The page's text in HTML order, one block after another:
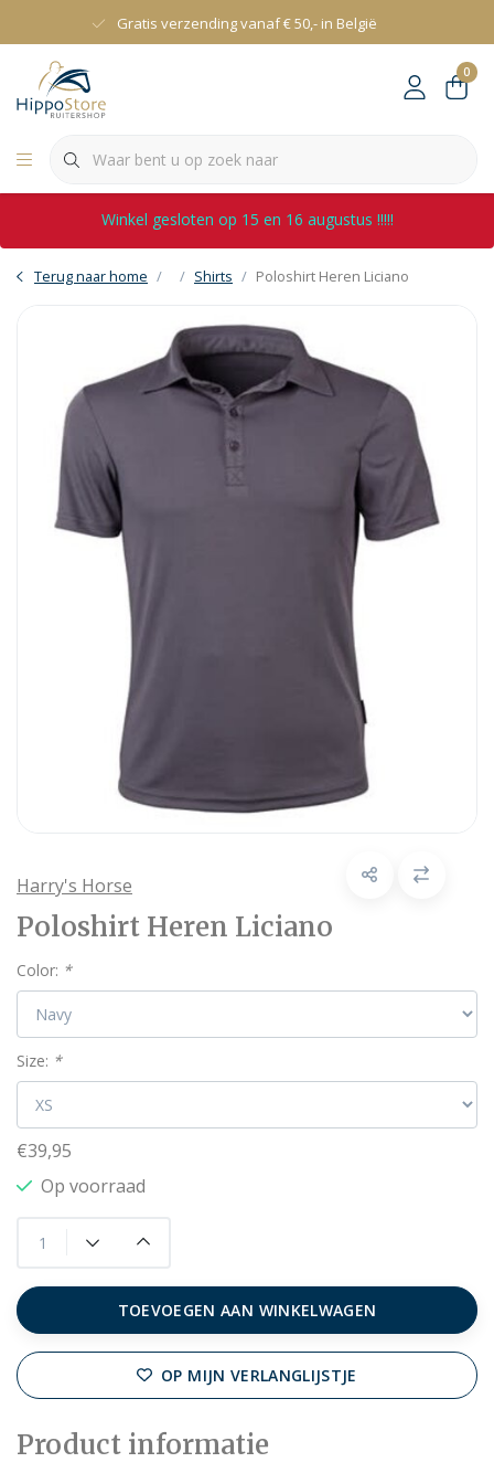
Gratis verzending vanaf € 50,- in België
0
Winkel gesloten op 15 en 16 augustus !!!!!
Terug naar home Shirts Poloshirt Heren Liciano
Harry's Horse
Poloshirt Heren Liciano
Color: *
Size: *
€39,95
Op voorraad
TOEVOEGEN AAN WINKELWAGEN
OP MIJN VERLANGLIJSTJE
Product informatie